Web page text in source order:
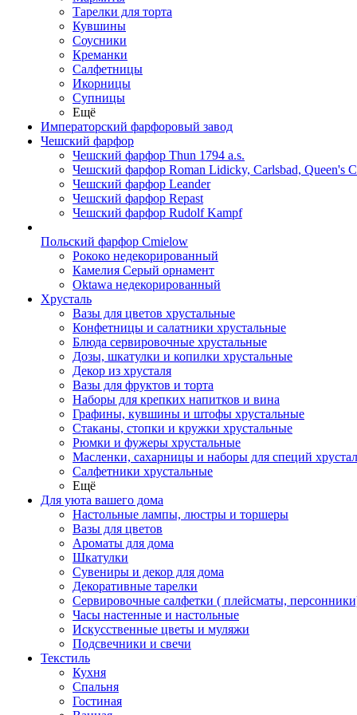
Тарелки для торта
Кувшины
Соусники
Креманки
Салфетницы
Икорницы
Супницы
Ещё
Императорский фарфоровый завод
Чешский фарфор
Чешский фарфор Thun 1794 a.s.
Чешский фарфор Roman Lidicky, Carlsbad, Queen's
Чешский фарфор Leander
Чешский фарфор Repast
Чешский фарфор Rudolf Kampf
Польский фарфор Сmielow
Рококо недекорированный
Камелия Серый орнамент
Oktawa недекорированный
Хрусталь
Вазы для цветов хрустальные
Конфетницы и салатники хрустальные
Блюда сервировочные хрустальные
Дозы, шкатулки и копилки хрустальные
Декор из хрусталя
Вазы для фруктов и торта
Наборы для крепких напитков и вина
Графины, кувшины и штофы хрустальные
Стаканы, стопки и кружки хрустальные
Рюмки и фужеры хрустальные
Масленки, сахарницы и наборы для специй
Салфетники хрустальные
Ещё
Для уюта вашего дома
Настольные лампы, люстры и торшеры
Вазы для цветов
Ароматы для дома
Шкатулки
Сувениры и декор для дома
Декоративные тарелки
Сервировочные салфетки ( плейсматы,
Часы настенные и настольные
Искусственные цветы и муляжи
Подсвечники и свечи
Текстиль
Кухня
Спальня
Гостиная